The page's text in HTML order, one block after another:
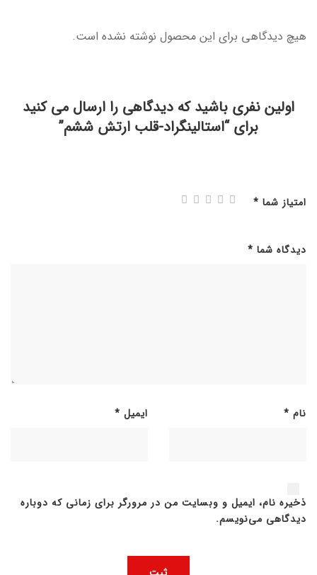
هیچ دیدگاهی برای این محصول نوشته نشده است.
اولین نفری باشید که دیدگاهی را ارسال می کنید
برای “استالینگراد-قلب ارتش ششم”
امتیاز شما *
دیدگاه شما *
نام * ایمیل *
ذخیره نام، ایمیل و وبسایت من در مرورگر برای زمانی که دوباره
دیدگاهی می‌نویسم.